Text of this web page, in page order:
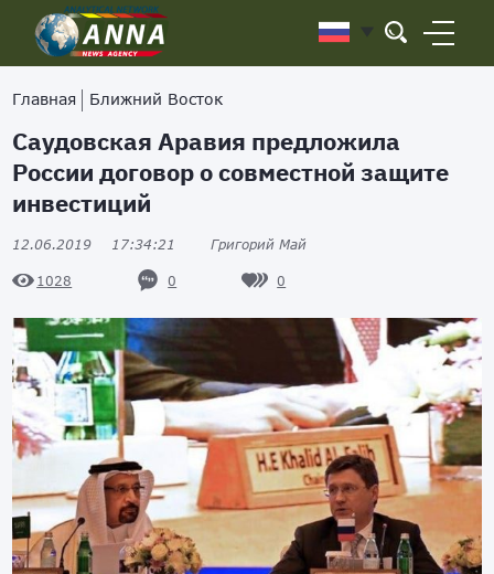
Главная Ближний Восток
Саудовская Аравия предложила
России договор о совместной защите
инвестиций
12.06.2019 17:34:21 Григорий Май
1028 0 0